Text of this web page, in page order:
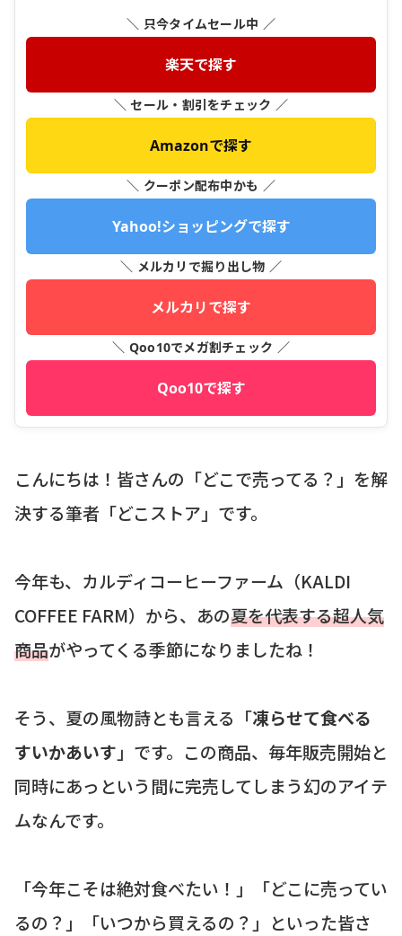
＼ 只今タイムセール中 ／
楽天で探す
＼ セール・割引をチェック ／
Amazonで探す
＼ クーポン配布中かも ／
Yahoo!ショッピングで探す
＼ メルカリで掘り出し物 ／
メルカリで探す
＼ Qoo10でメガ割チェック ／
Qoo10で探す
こんにちは！皆さんの「どこで売ってる？」を解
決する筆者「どこストア」です。
今年も、カルディコーヒーファーム（KALDI
COFFEE FARM）から、あの夏を代表する超人気
商品がやってくる季節になりましたね！
そう、夏の風物詩とも言える「凍らせて食べる
すいかあいす 」です。この商品、毎年販売開始と
同時にあっという間に完売してしまう幻のアイテ
ムなんです。
「今年こそは絶対食べたい！」「どこに売ってい
るの？」「いつから買えるの？」といった皆さ